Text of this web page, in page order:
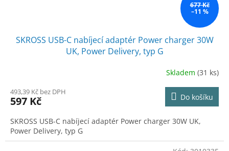
677 Kč
–11 %
SKROSS USB-C nabíjecí adaptér Power charger 30W
UK, Power Delivery, typ G
Skladem (31 ks)
493,39 Kč bez DPH
597 Kč Do košíku
SKROSS USB-C nabíjecí adaptér Power charger 30W UK,
Power Delivery, typ G